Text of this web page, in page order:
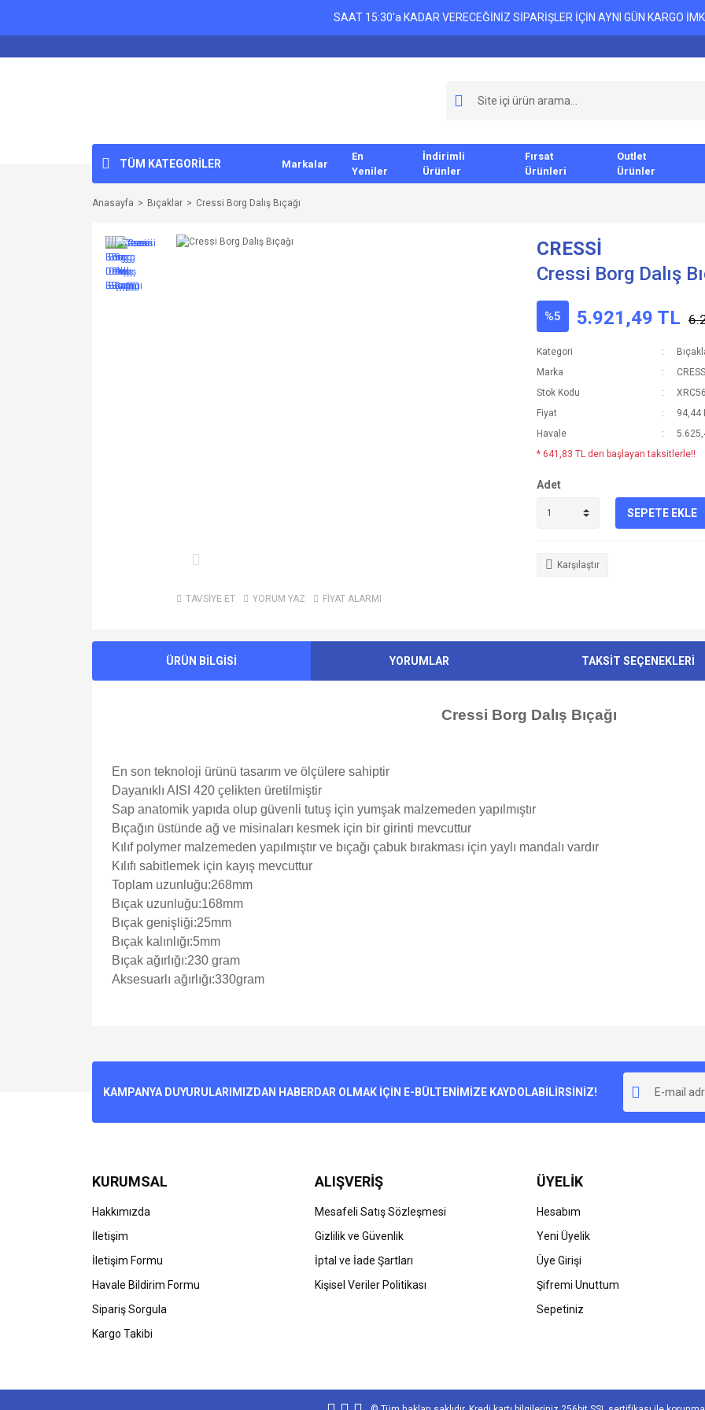
SAAT 15:30'a KADAR VERECEĞİNİZ SİPARİŞLER İÇİN AYNI GÜN KARGO
TÜM KATEGORİLER Markalar
En
Yeniler
İndirimli
Ürünler
Fırsat
Ürünleri
Outlet
Ürünler
Anasayfa Bıçaklar Cressi Borg Dalış Bıçağı
TAVSİYE ET YORUM YAZ FİYAT ALARMI
CRESSİ
Cressi Borg Dalış
%5 5.921,49 TL
Kategori
Marka
Stok Kodu
Fiyat
94,44
Havale
* 641,83 TL den başlayan taksitlerle!!
Adet
SEPETE EKLE
Karşılaştır
ÜRÜN BİLGİSİ YORUMLAR TAKSİT SEÇENEKLERİ
Cressi Borg Dalış Bıçağı
En son teknoloji ürünü tasarım ve ölçülere sahiptir
Dayanıklı AISI 420 çelikten üretilmiştir
Sap anatomik yapıda olup güvenli tutuş için yumşak malzemeden yapılmıştır
Bıçağın üstünde ağ ve misinaları kesmek için bir girinti mevcuttur
Kılıf polymer malzemeden yapılmıştır ve bıçağı çabuk bırakması için yaylı mandalı vardır
Kılıfı sabitlemek için kayış mevcuttur
Toplam uzunluğu:268mm
Bıçak uzunluğu:168mm
Bıçak genişliği:25mm
Bıçak kalınlığı:5mm
Bıçak ağırlığı:230 gram
Aksesuarlı ağırlığı:330gram
Ürün resmi kalitesiz, bozuk veya görüntülenemiyor.
Bu ürüne benzer farklı alternatifler olmalı.
Gönder
KAMPANYA DUYURULARIMIZDAN HABERDAR OLMAK İÇİN E-BÜLTENİMİZE KAYDOLABİLİRSİNİZ!
KURUMSAL
Hakkımızda
İletişim
İletişim Formu
Havale Bildirim Formu
Sipariş Sorgula
Kargo Takibi
ALIŞVERİŞ
Mesafeli Satış Sözleşmesi
Gizlilik ve Güvenlik
İptal ve İade Şartları
Kişisel Veriler Politikası
ÜYELİK
Hesabım
Yeni Üyelik
Üye Girişi
Şifremi Unuttum
Sepetiniz